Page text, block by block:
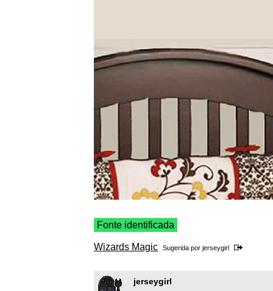
Fonte identificada
Wizards Magic Sugerida por jerseygirl
jerseygirl